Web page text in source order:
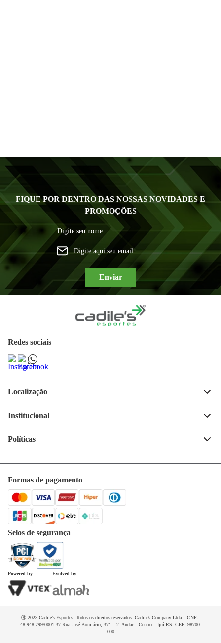
FIQUE POR DENTRO DAS NOSSAS NOVIDADES E
PROMOÇÕES
Enviar
Redes sociais
Localização
Centro, Ijui - RS
Institucional
Horários de atendimento
Trabalhe conosco
Políticas
Trocas e devoluções
Dúvidas frequentes
Formas de pagamento
Selos de segurança
Powered by Evolved by
Ⓡ 2023 Cadile’s Esportes. Todos os direitos reservados. Cadile’s Company Ltda – CNPJ:
48.948.299/0001-37 Rua José Bonifácio, 371 – 2º Andar – Centro – Ijuí-RS. CEP: 98700-
000